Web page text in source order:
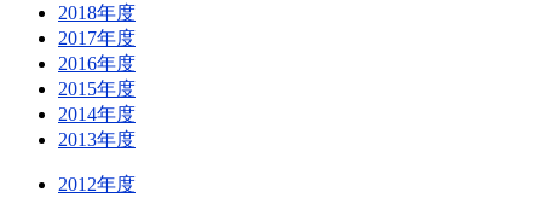
2018年度
2017年度
2016年度
2015年度
2014年度
2013年度
2012年度